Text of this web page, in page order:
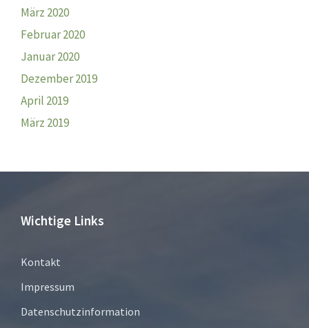
März 2020
Februar 2020
Januar 2020
Dezember 2019
April 2019
März 2019
Wichtige Links
Kontakt
Impressum
Datenschutzinformation